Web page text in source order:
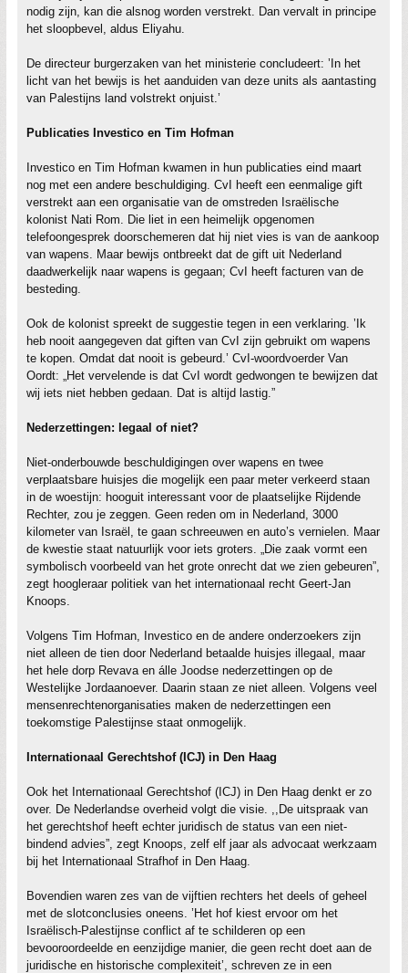
nodig zijn, kan die alsnog worden verstrekt. Dan vervalt in principe
het sloopbevel, aldus Eliyahu.
De directeur burgerzaken van het ministerie concludeert: ’In het
licht van het bewijs is het aanduiden van deze units als aantasting
van Palestijns land volstrekt onjuist.’
Publicaties Investico en Tim Hofman
Investico en Tim Hofman kwamen in hun publicaties eind maart
nog met een andere beschuldiging. CvI heeft een eenmalige gift
verstrekt aan een organisatie van de omstreden Israëlische
kolonist Nati Rom. Die liet in een heimelijk opgenomen
telefoongesprek doorschemeren dat hij niet vies is van de aankoop
van wapens. Maar bewijs ontbreekt dat de gift uit Nederland
daadwerkelijk naar wapens is gegaan; CvI heeft facturen van de
besteding.
Ook de kolonist spreekt de suggestie tegen in een verklaring. ’Ik
heb nooit aangegeven dat giften van CvI zijn gebruikt om wapens
te kopen. Omdat dat nooit is gebeurd.’ CvI-woordvoerder Van
Oordt: „Het vervelende is dat CvI wordt gedwongen te bewijzen dat
wij iets niet hebben gedaan. Dat is altijd lastig.”
Nederzettingen: legaal of niet?
Niet-onderbouwde beschuldigingen over wapens en twee
verplaatsbare huisjes die mogelijk een paar meter verkeerd staan
in de woestijn: hooguit interessant voor de plaatselijke Rijdende
Rechter, zou je zeggen. Geen reden om in Nederland, 3000
kilometer van Israël, te gaan schreeuwen en auto’s vernielen. Maar
de kwestie staat natuurlijk voor iets groters. „Die zaak vormt een
symbolisch voorbeeld van het grote onrecht dat we zien gebeuren”,
zegt hoogleraar politiek van het internationaal recht Geert-Jan
Knoops.
Volgens Tim Hofman, Investico en de andere onderzoekers zijn
niet alleen de tien door Nederland betaalde huisjes illegaal, maar
het hele dorp Revava en álle Joodse nederzettingen op de
Westelijke Jordaanoever. Daarin staan ze niet alleen. Volgens veel
mensenrechtenorganisaties maken de nederzettingen een
toekomstige Palestijnse staat onmogelijk.
Internationaal Gerechtshof (ICJ) in Den Haag
Ook het Internationaal Gerechtshof (ICJ) in Den Haag denkt er zo
over. De Nederlandse overheid volgt die visie. ,,De uitspraak van
het gerechtshof heeft echter juridisch de status van een niet-
bindend advies”, zegt Knoops, zelf elf jaar als advocaat werkzaam
bij het Internationaal Strafhof in Den Haag.
Bovendien waren zes van de vijftien rechters het deels of geheel
met de slotconclusies oneens. ’Het hof kiest ervoor om het
Israëlisch-Palestijnse conflict af te schilderen op een
bevooroordeelde en eenzijdige manier, die geen recht doet aan de
juridische en historische complexiteit’, schreven ze in een